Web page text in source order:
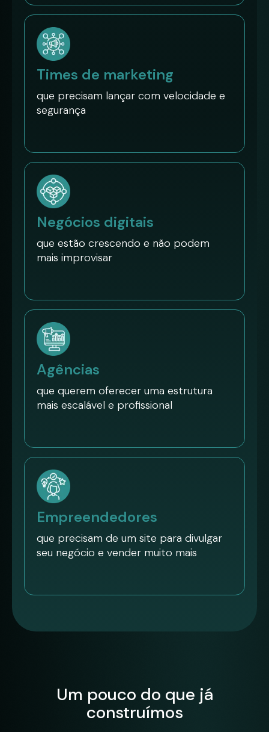
Times de marketing
que precisam lançar com velocidade e
segurança
Negócios digitais
que estão crescendo e não podem
mais improvisar
Agências
que querem oferecer uma estrutura
mais escalável e profissional
Empreendedores
que precisam de um site para divulgar
seu negócio e vender muito mais
Um pouco do que já
construímos